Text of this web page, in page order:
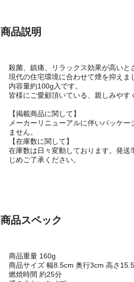
商品説明
殺菌、鎮痛、リラックス効果が高いと
現代の住宅環境に合わせて煙を抑えま
内容量約100g入です。
皆様にご愛顧頂いている、親しみやす
【掲載商品に関して】
メーカーリニューアルに伴いパッケ
ません。
【在庫数に関して】
在庫数は日々変動しております。発
じめご了承ください。
商品スペック
商品重量 160g
商品サイズ 幅8.5cm 奥行3cm 高さ
燃焼時間 約25分